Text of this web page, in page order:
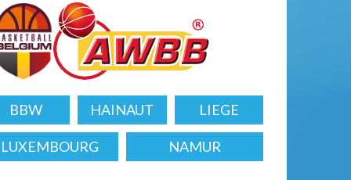
BBW HAINAUT LIEGE
LUXEMBOURG NAMUR